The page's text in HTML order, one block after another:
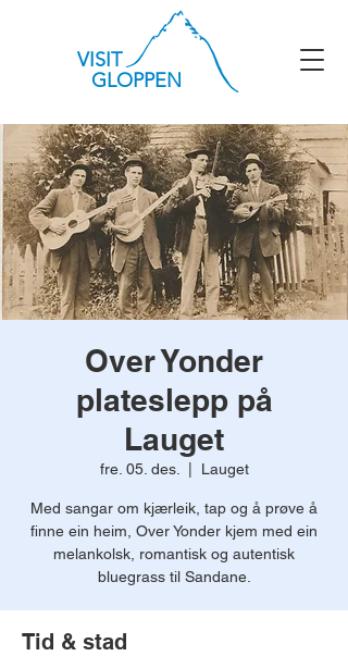
VISIT
GLOPPEN
Over Yonder
plateslepp på
Lauget
fre. 05. des. Lauget
Med sangar om kjærleik, tap og å prøve å
finne ein heim, Over Yonder kjem med ein
melankolsk, romantisk og autentisk
bluegrass til Sandane.
Tid & stad